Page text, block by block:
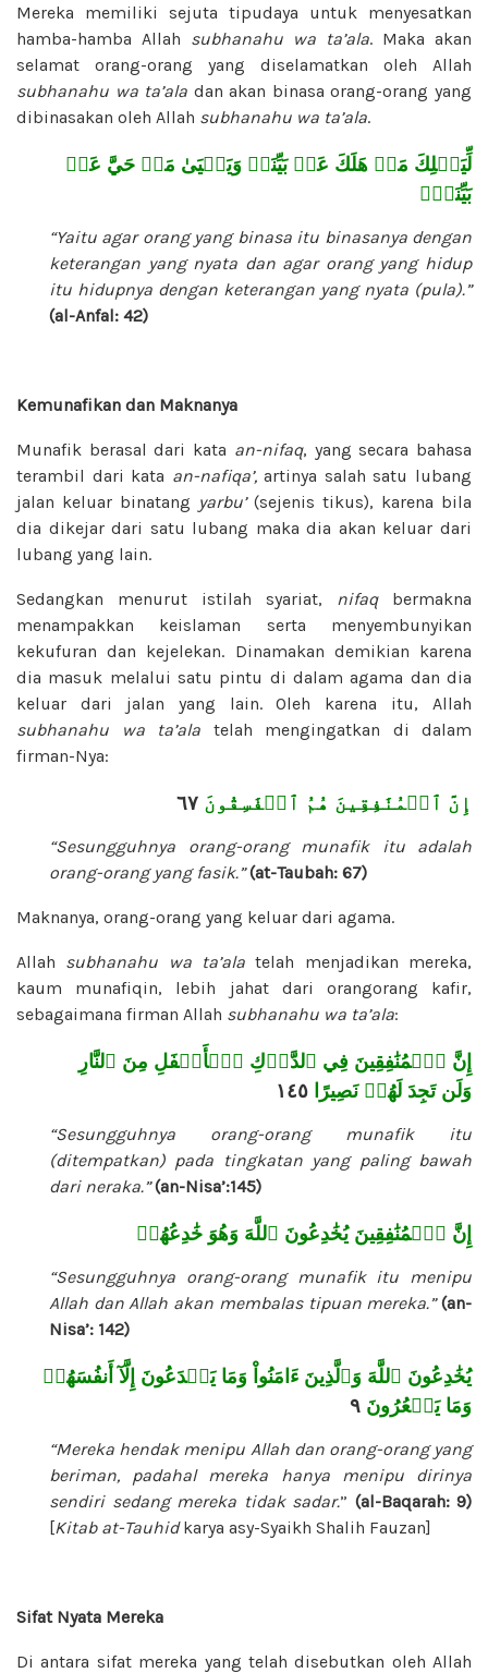
Mereka memiliki sejuta tipudaya untuk menyesatkan
hamba-hamba Allah subhanahu wa ta’ala. Maka akan
selamat orang-orang yang diselamatkan oleh Allah
subhanahu wa ta’ala dan akan binasa orang-orang yang
dibinasakan oleh Allah subhanahu wa ta’ala.
لِّيَهۡلِكَ مَنۡ هَلَكَ عَنۢ بَيِّنَةٖ وَيَحۡيَىٰ مَنۡ حَيَّ عَنۢ
بَيِّنَةٖۗ
“Yaitu agar orang yang binasa itu binasanya dengan
keterangan yang nyata dan agar orang yang hidup
itu hidupnya dengan keterangan yang nyata (pula).”
(al-Anfal: 42)
Kemunafikan dan Maknanya
Munafik berasal dari kata an-nifaq, yang secara bahasa
terambil dari kata an-nafiqa’,artinya salah satu lubang
jalan keluar binatang yarbu’ (sejenis tikus), karena bila
dia dikejar dari satu lubang maka dia akan keluar dari
lubang yang lain.
Sedangkan menurut istilah syariat, nifaq bermakna
menampakkan keislaman serta menyembunyikan
kekufuran dan kejelekan. Dinamakan demikian karena
dia masuk melalui satu pintu di dalam agama dan dia
keluar dari jalan yang lain. Oleh karena itu, Allah
subhanahu wa ta’ala telah mengingatkan di dalam
firman-Nya:
إِنَّ ٱلۡمُنَٰفِقِينَ هُمُ ٱلۡفَٰسِقُونَ
“Sesungguhnya orang-orang munafik itu adalah
orang-orang yang fasik.”(at-Taubah: 67)
Maknanya, orang-orang yang keluar dari agama.
Allah subhanahu wa ta’ala telah menjadikan mereka,
kaum munafiqin, lebih jahat dari orangorang kafir,
sebagaimana firman Allah subhanahu wa ta’ala:
إِنَّ ٱلۡمُنَٰفِقِينَ فِي ٱلدَّرۡكِ ٱلۡأَسۡفَلِ مِنَ ٱلنَّارِ
وَلَن تَجِدَ لَهُمۡ نَصِيرًا
“Sesungguhnya orang-orang munafik
itu
(ditempatkan) pada tingkatan yang paling bawah
dari neraka.”(an-Nisa’:145)
إِنَّ ٱلۡمُنَٰفِقِينَ يُخَٰدِعُونَ ٱللَّهَ وَهُوَ خَٰدِعُهُمۡ
“Sesungguhnya orang-orang munafik itu menipu
Allah dan Allah akan membalas tipuan mereka.”(an-
Nisa’: 142)
يُخَٰدِعُونَ ٱللَّهَ وَٱلَّذِينَ ءَامَنُواْ وَمَا يَخۡدَعُونَ إِلَّآ أَنفُسَهُمۡ
وَمَا يَشۡعُرُونَ
“Mereka hendak menipu Allah dan orang-orang yang
beriman, padahal mereka hanya menipu dirinya
sendiri sedang mereka tidak sadar.” (al-Baqarah: 9)
[Kitab at-Tauhidkarya asy-Syaikh Shalih Fauzan]
Sifat Nyata Mereka
Di antara sifat mereka yang telah disebutkan oleh Allah